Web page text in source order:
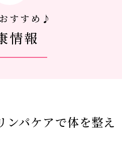
すすめ♪
情報
ンパケアで体を整え